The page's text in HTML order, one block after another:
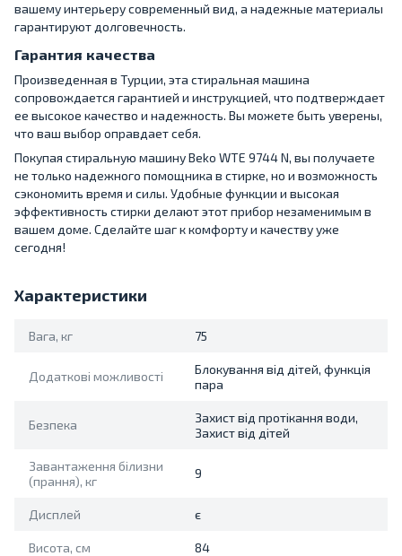
вашему интерьеру современный вид, а надежные материалы
гарантируют долговечность.
Гарантия качества
Произведенная в Турции, эта стиральная машина
сопровождается гарантией и инструкцией, что подтверждает
ее высокое качество и надежность. Вы можете быть уверены,
что ваш выбор оправдает себя.
Покупая стиральную машину Beko WTE 9744 N, вы получаете
не только надежного помощника в стирке, но и возможность
сэкономить время и силы. Удобные функции и высокая
эффективность стирки делают этот прибор незаменимым в
вашем доме. Сделайте шаг к комфорту и качеству уже
сегодня!
Характеристики
Вага, кг 75
Додаткові можливості
Блокування від дітей, функція
пара
Безпека
Захист від протікання води,
Захист від дітей
Завантаження білизни
(прання), кг
9
Дисплей є
Висота, см 84